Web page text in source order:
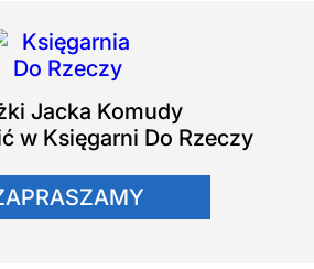
Jacka Komudy
w Księgarni Do Rzeczy